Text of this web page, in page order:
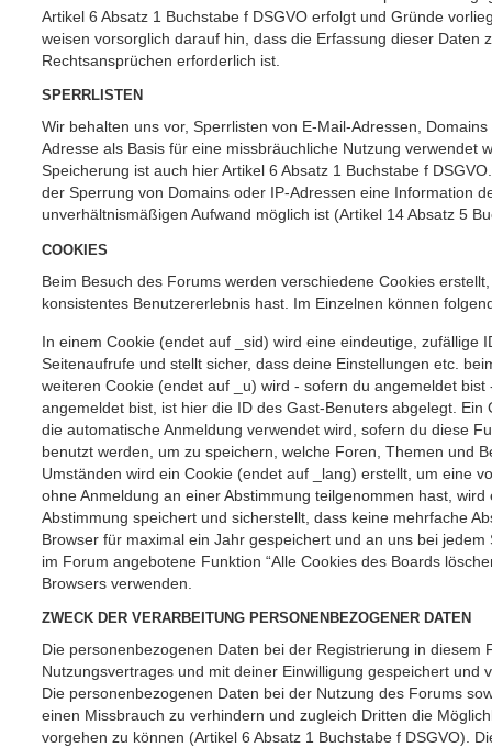
Artikel 6 Absatz 1 Buchstabe f DSGVO erfolgt und Gründe
weisen vorsorglich darauf hin, dass die Erfassung dieser Daten
Rechtsansprüchen erforderlich ist.
SPERRLISTEN
Wir behalten uns vor, Sperrlisten von E-Mail-Adressen,
Adresse als Basis für eine missbräuchliche Nutzung verwendet
Speicherung ist auch hier Artikel 6 Absatz 1 Buchstabe f
der Sperrung von Domains oder IP-Adressen eine Information
unverhältnismäßigen Aufwand möglich ist (Artikel 14 Absatz 5
COOKIES
Beim Besuch des Forums werden verschiedene Cookies
konsistentes Benutzererlebnis hast. Im Einzelnen können
In einem Cookie (endet auf _sid) wird eine eindeutige, zufällige
Seitenaufrufe und stellt sicher, dass deine Einstellungen etc.
weiteren Cookie (endet auf _u) wird - sofern du angemeldet
angemeldet bist, ist hier die ID des Gast-Benuters abgelegt.
die automatische Anmeldung verwendet wird, sofern du diese
benutzt werden, um zu speichern, welche Foren, Themen und
Umständen wird ein Cookie (endet auf _lang) erstellt, um eine
ohne Anmeldung an einer Abstimmung teilgenommen hast,
Abstimmung speichert und sicherstellt, dass keine mehrfache
Browser für maximal ein Jahr gespeichert und an uns bei
im Forum angebotene Funktion “Alle Cookies des Boards
Browsers verwenden.
ZWECK DER VERARBEITUNG PERSONENBEZOGENER DATEN
Die personenbezogenen Daten bei der Registrierung in
Nutzungsvertrages und mit deiner Einwilligung gespeichert und
Die personenbezogenen Daten bei der Nutzung des Forums
einen Missbrauch zu verhindern und zugleich Dritten die
vorgehen zu können (Artikel 6 Absatz 1 Buchstabe f DSGVO).